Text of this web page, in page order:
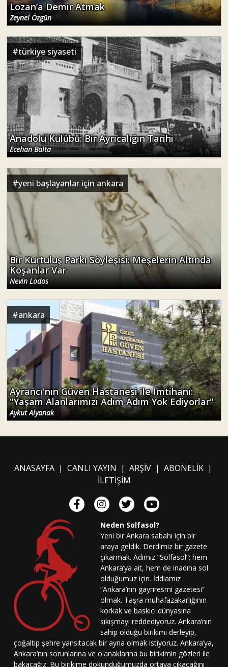
Lozan’a Demir Atmak
Zeynel Özgün
#türkiye siyaseti
Anadolu Kulübü: Bir Ayrıcalığın Tarihi
Ecehan Balta
#yeni başlayanlar için ankara
Bir Kurtuluş Parkı Söyleşisi: Meşelerin Altında
Koşanlar Var
Nevin Lodos
#ankara
Ayrancı'nın Güven Hastanesi ile İmtihanı:
"Yaşam Alanlarımızı Adım Adım Yok Ediyorlar"
Aykut Alyanak
ANASAYFA| CANLI YAYIN | ARŞİV| ABONELİK|
İLETİŞİM
Neden Solfasol?
Yeni bir Ankara sabahı için bir
araya geldik. Derdimiz bir gazete
çıkarmak. Adımız “Solfasol”; hem
Ankara’ya ait, hem de inadına sol
olduğumuz için. İddiamız
“Ankara’nın gayriresmi gazetesi”
olmak. Taşra muhafazakarlığının
korkak ve baskıcı dünyasına
sıkışmayı reddediyoruz. Ankara’nın
sahip olduğu birikimi derleyip,
çoğaltıp şehre yansıtacak bir ayna olmak istiyoruz. Ankara’ya,
Ankara’nın sorunlarına ve olanaklarına bu birikimin gözleri ile
bakacağız. Bu birikime dokunduğumuzda ortaya çıkacağını